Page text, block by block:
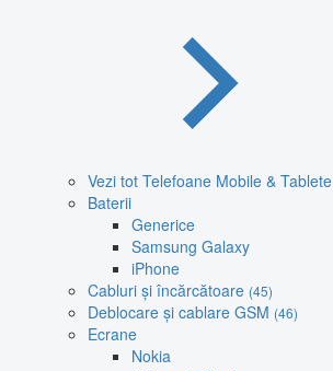
Vezi tot Telefoane Mobile & Tablete
Baterii
Generice
Samsung Galaxy
iPhone
Cabluri și încărcătoare (45)
Deblocare și cablare GSM (46)
Ecrane
Nokia